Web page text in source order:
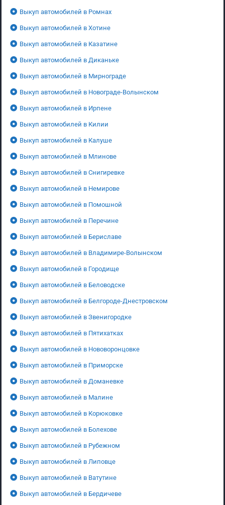
Выкуп автомобилей в Ромнах
Выкуп автомобилей в Хотине
Выкуп автомобилей в Казатине
Выкуп автомобилей в Диканьке
Выкуп автомобилей в Мирнограде
Выкуп автомобилей в Новограде-Волынском
Выкуп автомобилей в Ирпене
Выкуп автомобилей в Килии
Выкуп автомобилей в Калуше
Выкуп автомобилей в Млинове
Выкуп автомобилей в Снигиревке
Выкуп автомобилей в Немирове
Выкуп автомобилей в Помошной
Выкуп автомобилей в Перечине
Выкуп автомобилей в Бериславе
Выкуп автомобилей в Владимире-Волынском
Выкуп автомобилей в Городище
Выкуп автомобилей в Беловодске
Выкуп автомобилей в Белгороде-Днестровском
Выкуп автомобилей в Звенигородке
Выкуп автомобилей в Пятихатках
Выкуп автомобилей в Нововоронцовке
Выкуп автомобилей в Приморске
Выкуп автомобилей в Доманевке
Выкуп автомобилей в Малине
Выкуп автомобилей в Корюковке
Выкуп автомобилей в Болехове
Выкуп автомобилей в Рубежном
Выкуп автомобилей в Липовце
Выкуп автомобилей в Ватутине
Выкуп автомобилей в Бердичеве